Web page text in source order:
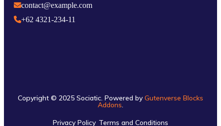
contact@example.com
+62 4321-234-11
Copyright © 2025 Sociatic. Powered byGutenverse Blocks
Addons.
Privacy Policy Terms and Conditions